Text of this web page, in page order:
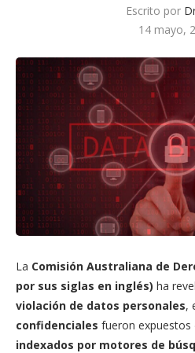
Escrito por
14 mayo,
La Comisión Australiana de
por sus siglas en inglés) ha
violación de datos personales,
confidenciales fueron expuestos
indexados por motores de